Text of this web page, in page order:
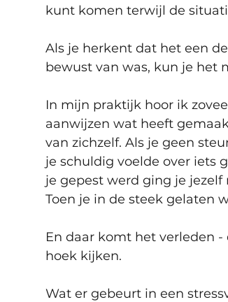
kunt komen terwijl de
Als je herkent dat het een
bewust van was, kun je het
In mijn praktijk hoor ik
aanwijzen wat heeft
van zichzelf. Als je geen
je schuldig voelde over iets
je gepest werd ging je jezelf
Toen je in de steek gelaten
En daar komt het verleden
hoek kijken.
Wat er gebeurt in een